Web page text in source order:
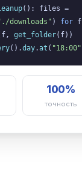
(): files =
downloads" ) for f
get_folder(f))
().day.at ( "18:00"
100%
точность